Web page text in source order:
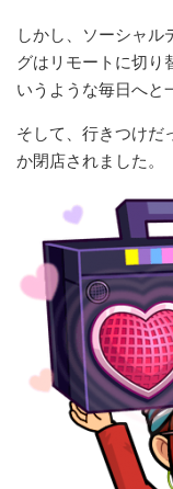
しかし、ソーシャル
グはリモートに切り
いうような毎日へと
そして、行きつけだ
か閉店されました。